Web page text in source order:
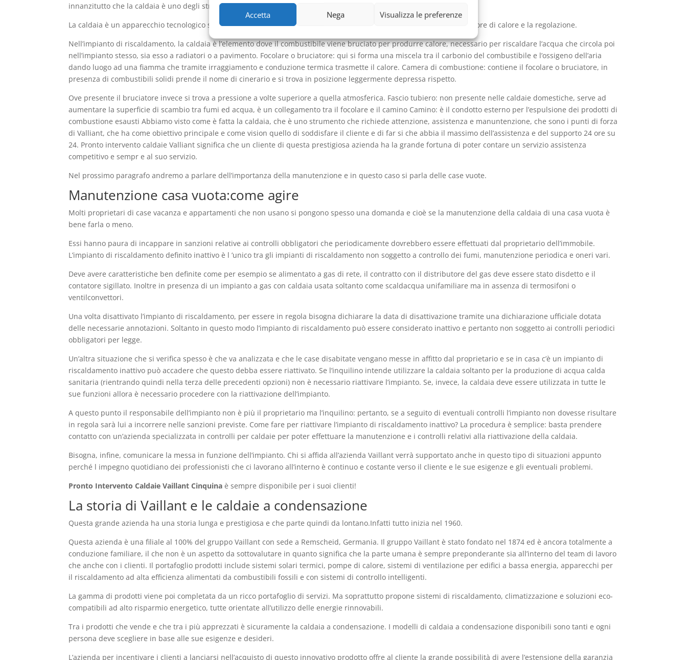
Accetta Nega Visualizza le preferenze
innanzitutto che la caldaia è uno degli strumenti presenti all’interno di una casa più importanti.
La caldaia è un apparecchio tecnologico sofisticato e complesso. I componenti principali sono il bruciatore, lo scambiatore di calore e la regolazione.
Nell’impianto di riscaldamento, la caldaia è l’elemento dove il combustibile viene bruciato per produrre calore, necessario per riscaldare l’acqua che circola poi
nell’impianto stesso, sia esso a radiatori o a pavimento. Focolare o bruciatore: qui si forma una miscela tra il carbonio del combustibile e l’ossigeno dell’aria
dando luogo ad una fiamma che tramite irraggiamento e conduzione termica trasmette il calore. Camera di combustione: contiene il focolare o bruciatore, in
presenza di combustibili solidi prende il nome di cinerario e si trova in posizione leggermente depressa rispetto.
Ove presente il bruciatore invece si trova a pressione a volte superiore a quella atmosferica. Fascio tubiero: non presente nelle caldaie domestiche, serve ad
aumentare la superficie di scambio tra fumi ed acqua, è un collegamento tra il focolare e il camino Camino: è il condotto esterno per l’espulsione dei prodotti di
combustione esausti Abbiamo visto come è fatta la caldaia, che è uno strumento che richiede attenzione, assistenza e manuntenzione, che sono i punti di forza
di Valliant, che ha come obiettivo principale e come vision quello di soddisfare il cliente e di far si che abbia il massimo dell’assistenza e del supporto 24 ore su
24. Pronto intervento caldaie Valliant significa che un cliente di questa prestigiosa azienda ha la grande fortuna di poter contare un servizio assistenza
competitivo e sempr e al suo servizio.
Nel prossimo paragrafo andremo a parlare dell’importanza della manutenzione e in questo caso si parla delle case vuote.
Manutenzione casa vuota:come agire
Molti proprietari di case vacanza e appartamenti che non usano si pongono spesso una domanda e cioè se la manutenzione della caldaia di una casa vuota è
bene farla o meno.
Essi hanno paura di incappare in sanzioni relative ai controlli obbligatori che periodicamente dovrebbero essere effettuati dal proprietario dell’immobile.
L’impianto di riscaldamento definito inattivo è l ’unico tra gli impianti di riscaldamento non soggetto a controllo dei fumi, manutenzione periodica e oneri vari.
Deve avere caratteristiche ben definite come per esempio se alimentato a gas di rete, il contratto con il distributore del gas deve essere stato disdetto e il
contatore sigillato. Inoltre in presenza di un impianto a gas con caldaia usata soltanto come scaldacqua unifamiliare ma in assenza di termosifoni o
ventilconvettori.
Una volta disattivato l’impianto di riscaldamento, per essere in regola bisogna dichiarare la data di disattivazione tramite una dichiarazione ufficiale dotata
delle necessarie annotazioni. Soltanto in questo modo l’impianto di riscaldamento può essere considerato inattivo e pertanto non soggetto ai controlli periodici
obbligatori per legge.
Un’altra situazione che si verifica spesso è che va analizzata e che le case disabitate vengano messe in affitto dal proprietario e se in casa c’è un impianto di
riscaldamento inattivo può accadere che questo debba essere riattivato. Se l’inquilino intende utilizzare la caldaia soltanto per la produzione di acqua calda
sanitaria (rientrando quindi nella terza delle precedenti opzioni) non è necessario riattivare l’impianto. Se, invece, la caldaia deve essere utilizzata in tutte le
sue funzioni allora è necessario procedere con la riattivazione dell’impianto.
A questo punto il responsabile dell’impianto non è più il proprietario ma l’inquilino: pertanto, se a seguito di eventuali controlli l’impianto non dovesse risultare
in regola sarà lui a incorrere nelle sanzioni previste. Come fare per riattivare l’impianto di riscaldamento inattivo? La procedura è semplice: basta prendere
contatto con un’azienda specializzata in controlli per caldaie per poter effettuare la manutenzione e i controlli relativi alla riattivazione della caldaia.
Bisogna, infine, comunicare la messa in funzione dell’impianto. Chi si affida all’azienda Vaillant verrà supportato anche in questo tipo di situazioni appunto
perché l impegno quotidiano dei professionisti che ci lavorano all’interno è continuo e costante verso il cliente e le sue esigenze e gli eventuali problemi.
Pronto Intervento Caldaie Vaillant Cinquina è sempre disponibile per i suoi clienti!
La storia di Vaillant e le caldaie a condensazione
Questa grande azienda ha una storia lunga e prestigiosa e che parte quindi da lontano.Infatti tutto inizia nel 1960.
Questa azienda è una filiale al 100% del gruppo Vaillant con sede a Remscheid, Germania. Il gruppo Vaillant è stato fondato nel 1874 ed è ancora totalmente a
conduzione familiare, il che non è un aspetto da sottovalutare in quanto significa che la parte umana è sempre preponderante sia all’interno del team di lavoro
che anche con i clienti. Il portafoglio prodotti include sistemi solari termici, pompe di calore, sistemi di ventilazione per edifici a bassa energia, apparecchi per
il riscaldamento ad alta efficienza alimentati da combustibili fossili e con sistemi di controllo intelligenti.
La gamma di prodotti viene poi completata da un ricco portafoglio di servizi. Ma soprattutto propone sistemi di riscaldamento, climatizzazione e soluzioni eco-
compatibili ad alto risparmio energetico, tutte orientate all’utilizzo delle energie rinnovabili.
Tra i prodotti che vende e che tra i più apprezzati è sicuramente la caldaia a condensazione. I modelli di caldaia a condensazione disponibili sono tanti e ogni
persona deve scegliere in base alle sue esigenze e desideri.
L’azienda per incentivare i clienti a lanciarsi nell’acquisto di questo innovativo prodotto offre al cliente la grande possibilità di avere l’estensione della garanzia